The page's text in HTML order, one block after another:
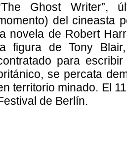
Ghost Writer”,
del cineasta
novela de Robert
figura de Tony
para
se percata
territorio minado. El
de Berlín.